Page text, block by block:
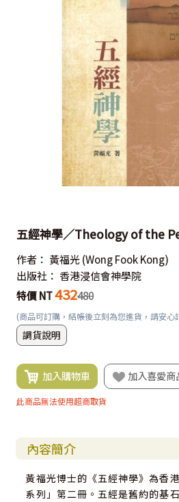
五經神學／Theology of the
作者： 黃福光 (Wong Fook Kong)
出版社： 香港浸信會神學院
特價 NT432480
(商品可訂購，結帳後立刻為您進貨，請安心
調貨說明
加入購物車 加入喜愛商
此商品無法使用超商取貨
內容簡介
黃福光博士的《五經神學》為香
系列」第二冊。五經是舊約的基